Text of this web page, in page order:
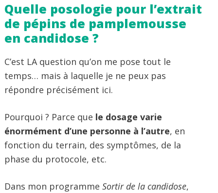
Quelle posologie pour l’extrait
de pépins de pamplemousse
en candidose ?
C’est LA question qu’on me pose tout le
temps… mais à laquelle je ne peux pas
répondre précisément ici.
Pourquoi ? Parce que le dosage varie
énormément d’une personne à l’autre, en
fonction du terrain, des symptômes, de la
phase du protocole, etc.
Dans mon programme Sortir de la candidose,